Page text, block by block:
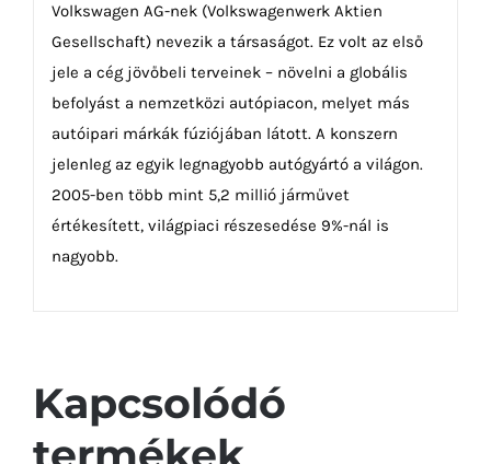
Volkswagen AG-nek (Volkswagenwerk Aktien
Gesellschaft) nevezik a társaságot. Ez volt az első
jele a cég jövőbeli terveinek – növelni a globális
befolyást a nemzetközi autópiacon, melyet más
autóipari márkák fúziójában látott. A konszern
jelenleg az egyik legnagyobb autógyártó a világon.
2005-ben több mint 5,2 millió járművet
értékesített, világpiaci részesedése 9%-nál is
nagyobb.
Kapcsolódó